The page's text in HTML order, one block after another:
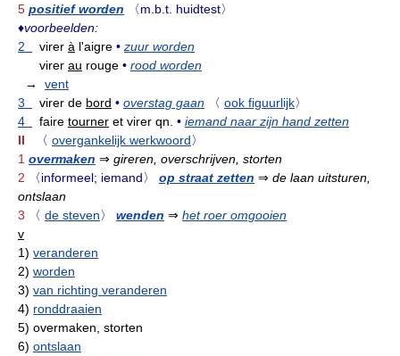
5 positief worden
〈m.b.t. huidtest〉
♦voorbeelden:
2
virer à l'aigre • zuur worden
virer au rouge • rood worden
→ vent
3
virer de bord • overstag gaan 〈 ook figuurlijk〉
4
faire tourner et virer qn. • iemand naar zijn hand zetten
II
〈 overgankelijk werkwoord〉
1 overmaken ⇒ gireren, overschrijven, storten
2
〈informeel; iemand〉 op straat zetten ⇒ de laan uitsturen,
ontslaan
3
〈 de steven〉 wenden ⇒ het roer omgooien
v
1) veranderen
2) worden
3) van richting veranderen
4) ronddraaien
5) overmaken, storten
6) ontslaan